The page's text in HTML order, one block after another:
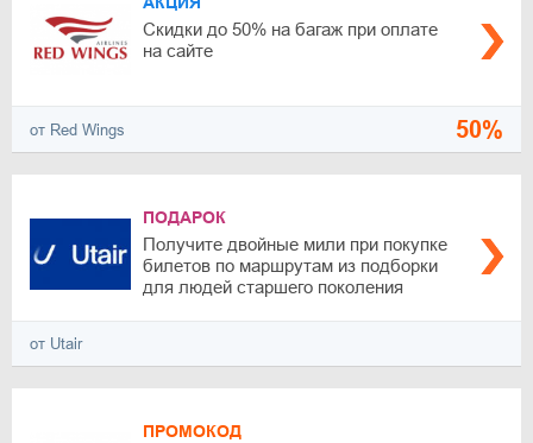
Скидки до 50% на багаж при оплате
на сайте
от Red Wings 50%
ПОДАРОК
Получите двойные мили при покупке
билетов по маршрутам из подборки
для людей старшего поколения
от Utair
ПРОМОКОД